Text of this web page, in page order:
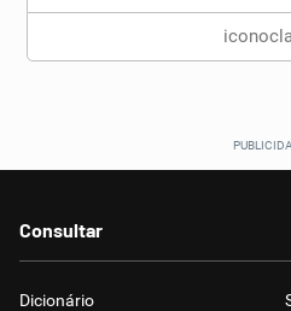
Consultar
Dicionário